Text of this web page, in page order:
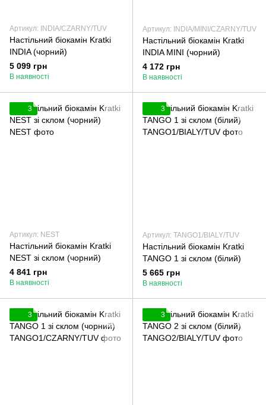
Артикул: INDIA/CZARNY/TUV
Настільний біокамін Kratki
INDIA (чорний)
5 099 грн
В наявності
Артикул: INDIA/MINI/CZARNY/TUV
Настільний біокамін Kratki
INDIA MINI (чорний)
4 172 грн
В наявності
3
Артикул: NEST
Настільний біокамін Kratki
NEST зі склом (чорний)
4 841 грн
В наявності
3
Артикул: TANGO1/BIALY/TUV
Настільний біокамін Kratki
TANGO 1 зі склом (білий)
5 665 грн
В наявності
3 3